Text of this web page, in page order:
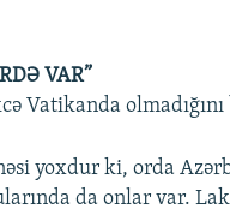
VAR”
Vatikanda
yoxdur ki, orda
da onlar var.